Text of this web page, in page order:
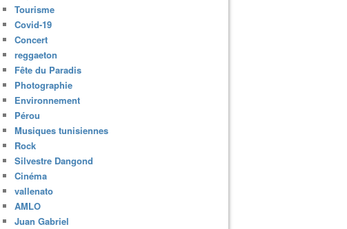
Tourisme
Covid-19
Concert
reggaeton
Fête du Paradis
Photographie
Environnement
Pérou
Musiques tunisiennes
Rock
Silvestre Dangond
Cinéma
vallenato
AMLO
Juan Gabriel